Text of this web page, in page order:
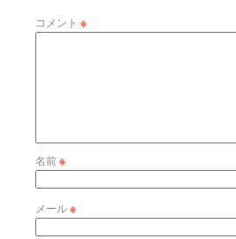
コメント ※
名前※
メール※